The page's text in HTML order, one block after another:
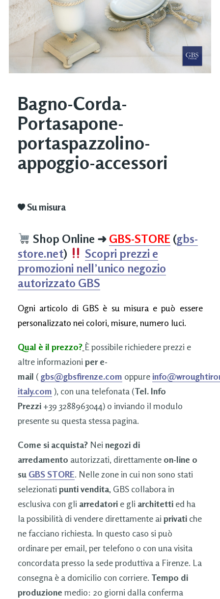
Bagno-Corda-
Portasapone-
portaspazzolino-
appoggio-accessori
Su misura
Shop Online ➜ GBS-STORE (gbs-
store.net)
Scopri prezzi e
promozioni nell’unico negozio
autorizzato GBS
Ogni articolo di GBS è su misura e può essere
personalizzato nei colori, misure, numero luci.
Qual è il prezzo? È possibile richiedere prezzi e
altre informazioni per e-
mail ( gbs@gbsfirenze.com oppure
italy.com ), con una telefonata (Tel. Info
Prezzi+39 3288963044) o inviando il modulo
presente su questa stessa pagina.
Come si acquista?Nei negozi di
arredamento autorizzati, direttamente on-line o
su GBS STORE. Nelle zone in cui non sono stati
selezionati punti vendita, GBS collabora in
esclusiva con gli arredatorie gli architettied ha
la possibilità di vendere direttamente ai privatiche
ne facciano richiesta. In questo caso si può
ordinare per email, per telefono o con una visita
concordata presso la sede produttiva a Firenze. La
consegna è a domicilio con corriere. Tempo di
produzione medio: 20 giorni dalla conferma